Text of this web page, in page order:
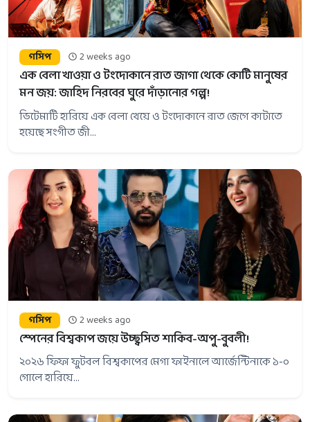
গসিপ 2 weeks ago
এক বেলা খাওয়া ও টংদোকানে রাত জাগা থেকে কোটি মানুষের
মন জয়: জাহিদ নিরবের ঘুরে দাঁড়ানোর গল্প!
ভিটেমাটি হারিয়ে এক বেলা খেয়ে ও টংদোকানে রাত জেগে কাটাতে
হয়েছে সংগীত জী...
গসিপ 2 weeks ago
স্পেনের বিশ্বকাপ জয়ে উচ্ছ্বসিত শাকিব-অপু-বুবলী!
২০২৬ ফিফা ফুটবল বিশ্বকাপের মেগা ফাইনালে আর্জেন্টিনাকে ১-০
গোলে হারিয়ে...